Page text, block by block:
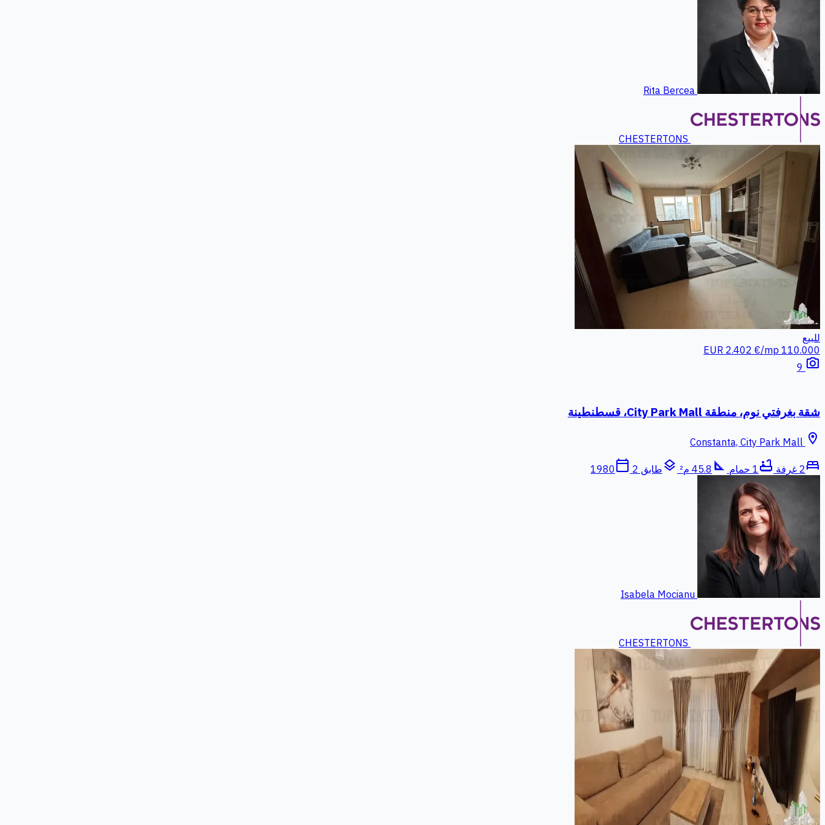
Rita Bercea
CHESTERTONS
للبيع
110.000 EUR
2.402 €/mp
photo_camera
شقة بغرفتي نوم، منطقة City Park Mall، قسطنطينة
location_on
bed2 غرفة bathtub 1 حمام square_foot 45.8 م² layers طابق 2 calendar_today
1980
Isabela Mocianu
CHESTERTONS